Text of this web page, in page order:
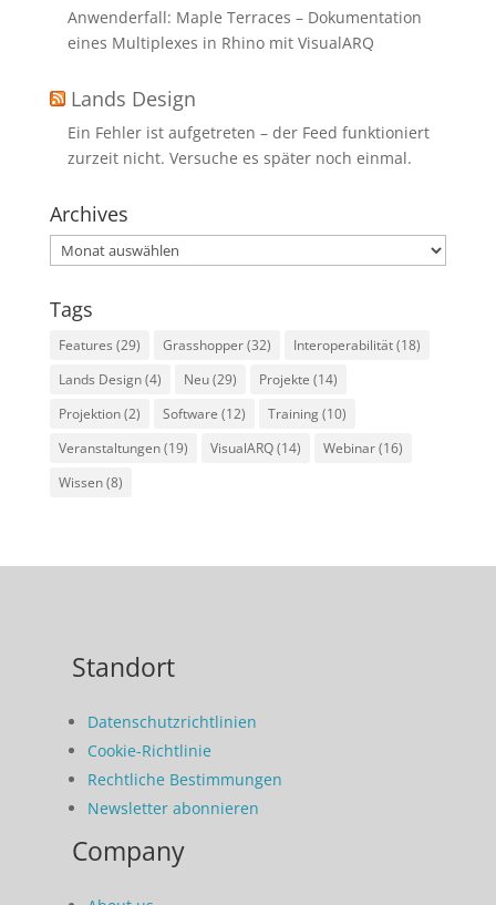
Anwenderfall: Maple Terraces – Dokumentation
eines Multiplexes in Rhino mit VisualARQ
Lands Design
Ein Fehler ist aufgetreten – der Feed funktioniert
zurzeit nicht. Versuche es später noch einmal.
Archives
Archives
Tags
Features (29) Grasshopper(32) Interoperabilität(18)
Lands Design(4) Neu(29) Projekte (14)
Projektion(2) Software (12) Training(10)
Veranstaltungen(19) VisualARQ(14) Webinar(16)
Wissen(8)
Standort
Datenschutzrichtlinien
Cookie-Richtlinie
Rechtliche Bestimmungen
Newsletter abonnieren
Company